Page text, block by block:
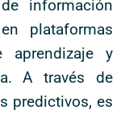
información
plataformas
aprendizaje y
A través de
predictivos, es